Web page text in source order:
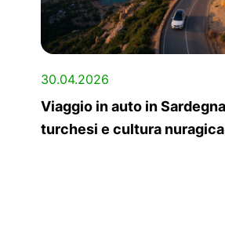
30.04.2026
Viaggio in auto in
turchesi e cultura nuragica